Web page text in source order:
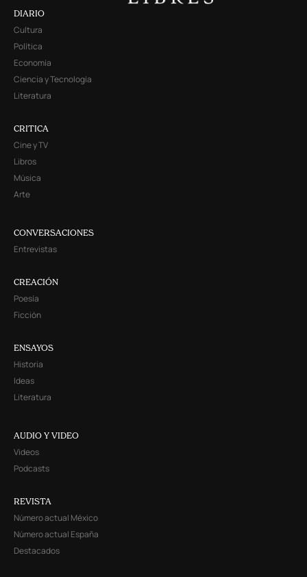
DIARIO
Cultura
Política
Economía
Ciencia y Tecnología
Literatura
CRITICA
Cine y TV
Libros
Música
Arte
CONVERSACIONES
Entrevistas
CREACIÓN
Poesía
Ficción
ENSAYOS
Historia
Ideas
Literatura
AUDIO Y VIDEO
Videos
Podcasts
REVISTA
Número actual México
Número actual España
Destacados